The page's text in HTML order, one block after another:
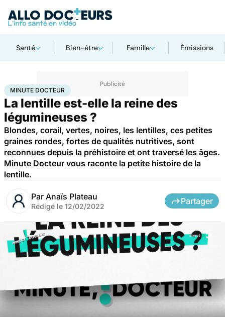
Santé Bien-être Famille Émissions
AccueilSantéMinute docteur
MINUTE DOCTEUR
La lentille est-elle la reine des
légumineuses ?
Blondes, corail, vertes, noires, les lentilles, ces petites
graines rondes, fortes de qualités nutritives, sont
reconnues depuis la préhistoire et ont traversé les âges.
Minute Docteur vous raconte la petite histoire de la
lentille.
Par Anaïs Plateau
Rédigé le 12/02/2022
Partager